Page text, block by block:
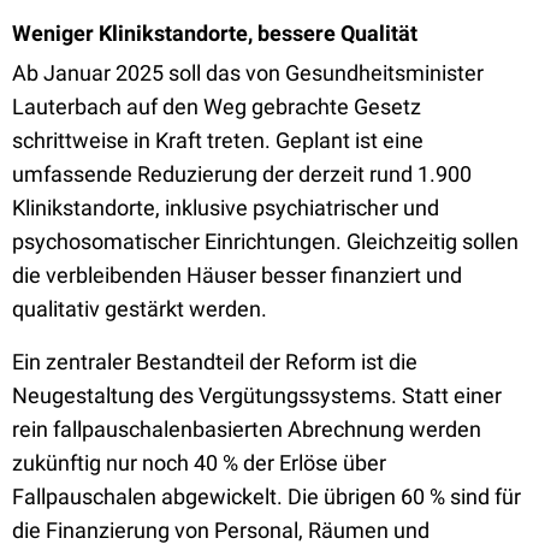
Weniger Klinikstandorte, bessere Qualität
Ab Januar 2025 soll das von Gesundheitsminister
Lauterbach auf den Weg gebrachte Gesetz
schrittweise in Kraft treten. Geplant ist eine
umfassende Reduzierung der derzeit rund 1.900
Klinikstandorte, inklusive psychiatrischer und
psychosomatischer Einrichtungen. Gleichzeitig sollen
die verbleibenden Häuser besser finanziert und
qualitativ gestärkt werden.
Ein zentraler Bestandteil der Reform ist die
Neugestaltung des Vergütungssystems. Statt einer
rein fallpauschalenbasierten Abrechnung werden
zukünftig nur noch 40 % der Erlöse über
Fallpauschalen abgewickelt. Die übrigen 60 % sind für
die Finanzierung von Personal, Räumen und